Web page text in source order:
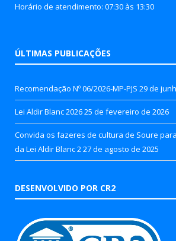
Horário de atendimento: 07:30 às 13:30
ÚLTIMAS PUBLICAÇÕES
Recomendação Nº 06/2026-MP-PJS 29 de
Lei Aldir Blanc 202625 de fevereiro de 2026
Convida os fazeres de cultura de Soure
da Lei Aldir Blanc 2 27 de agosto de 2025
DESENVOLVIDO POR CR2